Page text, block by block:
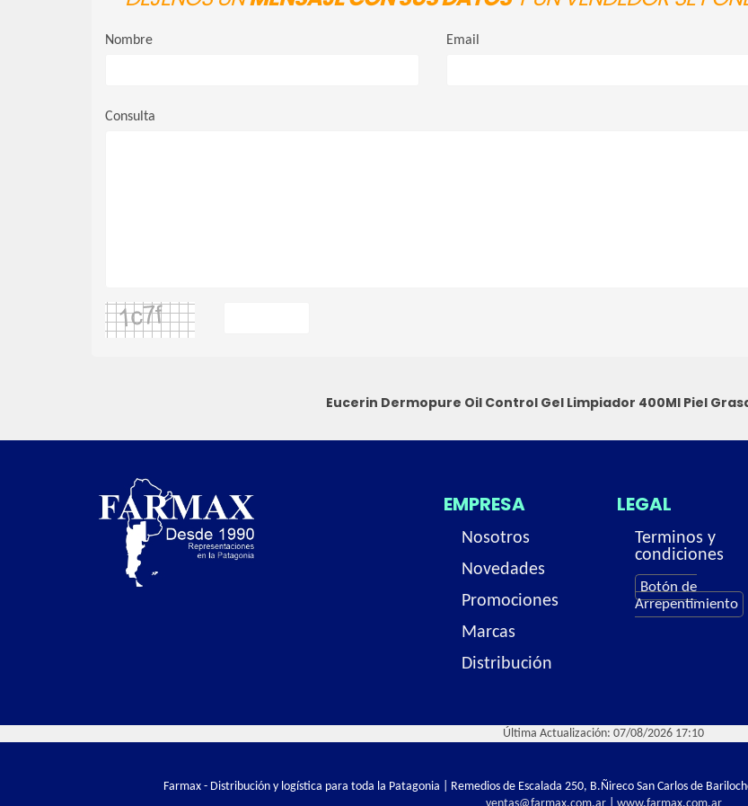
Nombre Email
Consulta
Eucerin Dermopure Oil Control Gel Limpiador 400Ml Piel
EMPRESA
Nosotros
Novedades
Promociones
Marcas
Distribución
LEGAL
Terminos y
condiciones
Botón de
Arrepentimiento
Última Actualización: 07/08/2026 17:10
Farmax - Distribución y logística para toda la Patagonia | Remedios de Escalada 250, B.Ñireco San Carlos de